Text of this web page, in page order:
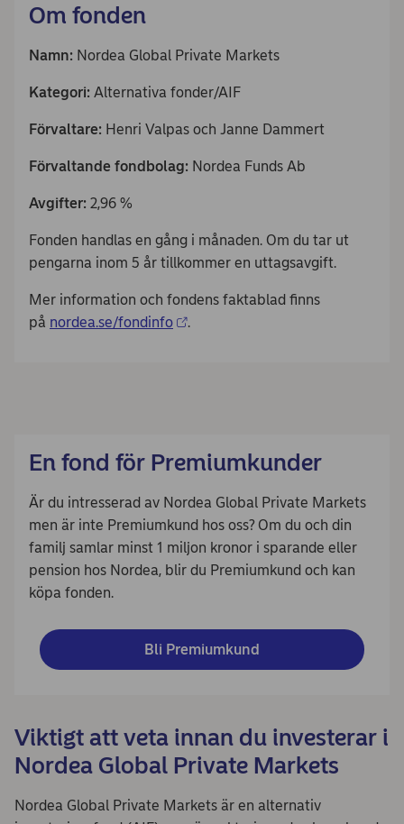
Om fonden
Namn: Nordea Global Private Markets
Kategori: Alternativa fonder/AIF
Förvaltare: Henri Valpas och Janne Dammert
Förvaltande fondbolag: Nordea Funds Ab
Avgifter: 2,96 %
Fonden handlas en gång i månaden. Om du tar ut
pengarna inom 5 år tillkommer en uttagsavgift.
Mer information och fondens faktablad finns
på nordea.se/fondinfo .
En fond för Premiumkunder
Är du intresserad av Nordea Global Private Markets
men är inte Premiumkund hos oss? Om du och din
familj samlar minst 1 miljon kronor i sparande eller
pension hos Nordea, blir du Premiumkund och kan
köpa fonden.
Bli Premiumkund
Viktigt att veta innan du investerar i
Nordea Global Private Markets
Nordea Global Private Markets är en alternativ